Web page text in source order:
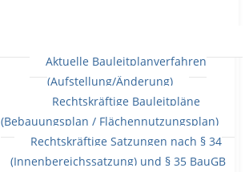
Aktuelle Bauleitplanverfahren
(Aufstellung/Änderung)
Rechtskräftige Bauleitpläne
(Bebauungsplan / Flächennutzungsplan)
Rechtskräftige Satzungen nach § 34
(Innenbereichssatzung) und § 35 BauGB